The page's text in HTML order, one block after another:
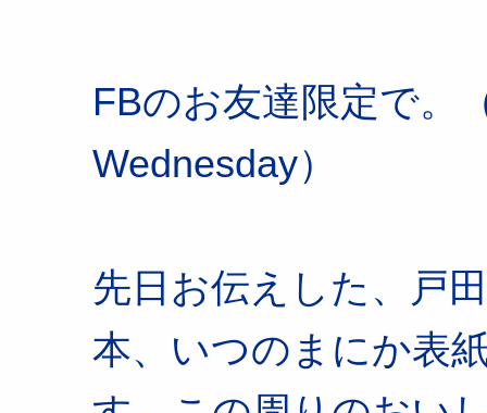
FBのお友達限定で。
Wednesday）
先日お伝えした、戸
本、いつのまにか表